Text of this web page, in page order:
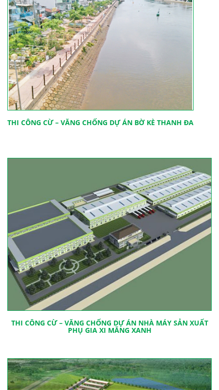
THI CÔNG CỪ – VĂNG CHỐNG DỰ ÁN BỜ KÈ THANH ĐA
THI CÔNG CỪ – VĂNG CHỐNG DỰ ÁN NHÀ MÁY SẢN XUẤT
PHỤ GIA XI MĂNG XANH